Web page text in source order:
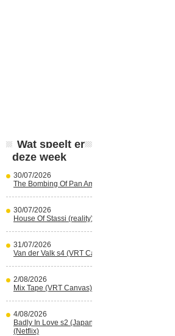
Wat speelt er
deze week
30/07/2026
The Bombing Of Pan Am 103 (Netflix)
30/07/2026
House Of Stassi (reality) (Disney+)
31/07/2026
Van der Valk s4 (VRT Canvas)
2/08/2026
Mix Tape (VRT Canvas)
4/08/2026
Badly In Love s2 (Japans) (reality)
(Netflix)